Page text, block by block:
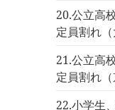
20.公立高
定員割れ（
21.公立高
定員割れ（
22.小学生